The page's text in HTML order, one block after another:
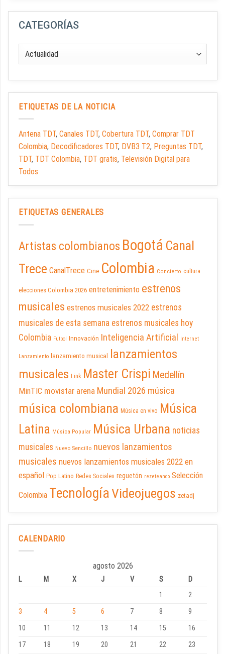
CATEGORÍAS
ETIQUETAS DE LA NOTICIA
Antena TDT, Canales TDT, Cobertura TDT, Comprar TDT
Colombia, Decodificadores TDT, DVB3 T2, Preguntas TDT,
TDT, TDT Colombia, TDT gratis, Televisión Digital para
Todos
ETIQUETAS GENERALES
Artistas colombianos Bogotá Canal
Trece CanalTrece Cine Colombia Concierto cultura
elecciones Colombia 2026 entretenimiento estrenos
musicales estrenos musicales 2022 estrenos
musicales de esta semana estrenos musicales hoy
Colombia Futbol Innovación Inteligencia Artificial Internet
Lanzamiento lanzamiento musical lanzamientos
musicales Link Master Crispi Medellín
MinTIC movistar arena Mundial 2026 música
música colombiana Música en vivo Música
Latina Música Popular Música Urbana noticias
musicales Nuevo Sencillo nuevos lanzamientos
musicales nuevos lanzamientos musicales 2022 en
español Pop Latino Redes Sociales reguetón rezeteando Selección
Colombia TecnologíaVideojuegos zetadj
CALENDARIO
agosto 2026
L M X J V S
D
1
2
3
4 5 6 7 8
9
10
11 12 13 14 15
16
17
18 19 20 21 22
23